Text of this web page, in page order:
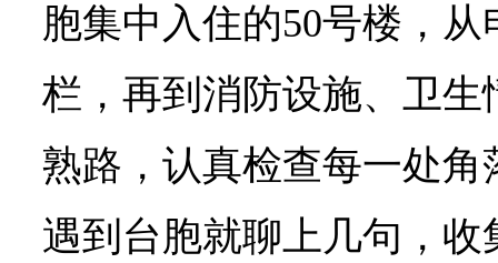
胞集中入住的50号楼，
栏，再到消防设施、卫
熟路，认真检查每一处
遇到台胞就聊上几句，收